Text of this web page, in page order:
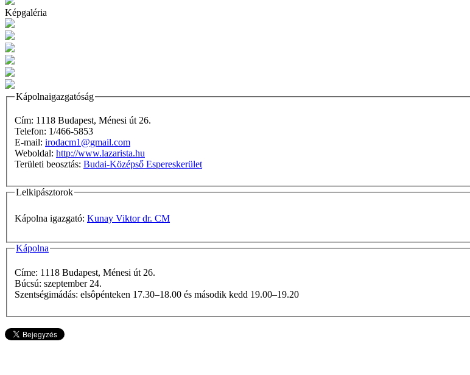
Képgaléria
Kápolnaigazgatóság
Cím: 1118 Budapest, Ménesi út 26.
Telefon: 1/466-5853
E-mail: irodacm1@gmail.com
Weboldal: http://www.lazarista.hu
Területi beosztás: Budai-Középső Espereskerület
Lelkipásztorok
Kápolna igazgató: Kunay Viktor dr. CM
Kápolna
Címe: 1118 Budapest, Ménesi út 26.
Búcsú: szeptember 24.
Szentségimádás: elsôpénteken 17.30–18.00 és második kedd 19.00–19.20